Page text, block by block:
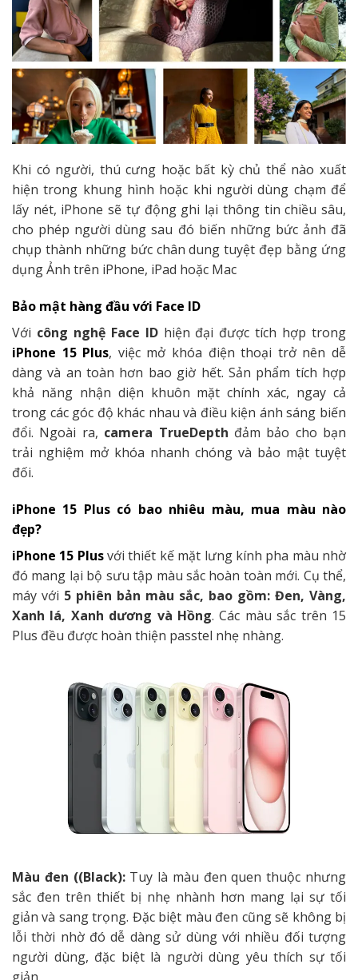
Khi có người, thú cưng hoặc bất kỳ chủ thể nào xuất
hiện trong khung hình hoặc khi người dùng chạm để
lấy nét, iPhone sẽ tự động ghi lại thông tin chiều sâu,
cho phép người dùng sau đó biến những bức ảnh đã
chụp thành những bức chân dung tuyệt đẹp bằng ứng
dụng Ảnh trên iPhone, iPad hoặc Mac
Bảo mật hàng đầu với Face ID
Với công nghệ Face IDhiện đại được tích hợp trong
iPhone 15 Plus, việc mở khóa điện thoại trở nên dễ
dàng và an toàn hơn bao giờ hết. Sản phẩm tích hợp
khả năng nhận diện khuôn mặt chính xác, ngay cả
trong các góc độ khác nhau và điều kiện ánh sáng biến
đổi. Ngoài ra, camera TrueDepth đảm bảo cho bạn
trải nghiệm mở khóa nhanh chóng và bảo mật tuyệt
đối.
iPhone 15 Plus có bao nhiêu màu, mua màu nào
đẹp?
iPhone 15 Plusvới thiết kế mặt lưng kính pha màu nhờ
đó mang lại bộ sưu tập màu sắc hoàn toàn mới. Cụ thể,
máy với 5 phiên bản màu sắc, bao gồm: Đen, Vàng,
Xanh lá, Xanh dương và Hồng. Các màu sắc trên 15
Plus đều được hoàn thiện passtel nhẹ nhàng.
Màu đen ((Black): Tuy là màu đen quen thuộc nhưng
sắc đen trên thiết bị nhẹ nhành hơn mang lại sự tối
giản và sang trọng. Đặc biệt màu đen cũng sẽ không bị
lỗi thời nhờ đó dễ dàng sử dùng với nhiều đối tượng
người dùng, đặc biệt là người dùng yêu thích sự tối